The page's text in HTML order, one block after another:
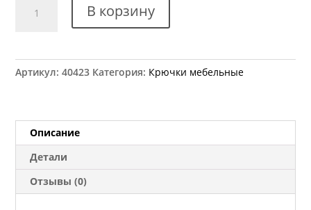
товара
DW
белый
В корзину
Артикул:40423 Категория: Крючки мебельные
Описание
Детали
Отзывы (0)